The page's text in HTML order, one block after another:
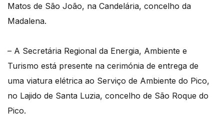
Matos de São João, na Candelária, concelho da
Madalena.
– A Secretária Regional da Energia, Ambiente e
Turismo está presente na cerimónia de entrega de
uma viatura elétrica ao Serviço de Ambiente do Pico,
no Lajido de Santa Luzia, concelho de São Roque do
Pico.